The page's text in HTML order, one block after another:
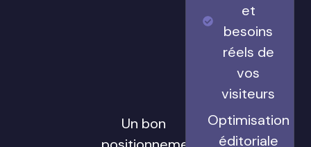
Un bon
et
besoins
réels de
vos
visiteurs
Optimisation
éditoriale